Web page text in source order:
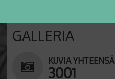
GALLERIA
KUVIA YHTEENSÄ
3001